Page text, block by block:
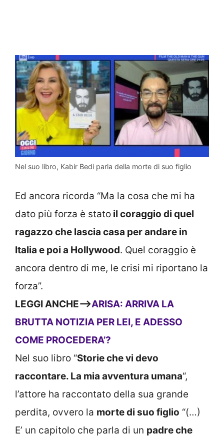
Nel suo libro, Kabir Bedi parla della morte di suo figlio
Ed ancora ricorda “Ma la cosa che mi ha
dato più forza è stato il coraggio di quel
ragazzo che lascia casa per andare in
Italia e poi a Hollywood. Quel coraggio è
ancora dentro di me, le crisi mi riportano la
forza”.
LEGGI ANCHE—>ARISA: ARRIVA LA
BRUTTA NOTIZIA PER LEI, E ADESSO
COME PROCEDERA’?
Nel suo libro “Storie che vi devo
raccontare. La mia avventura umana“,
l’attore ha raccontato della sua grande
perdita, ovvero la morte di suo figlio “(…)
E’ un capitolo che parla di un padre che